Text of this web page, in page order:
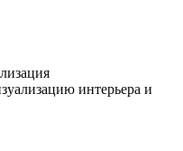
интерьера и